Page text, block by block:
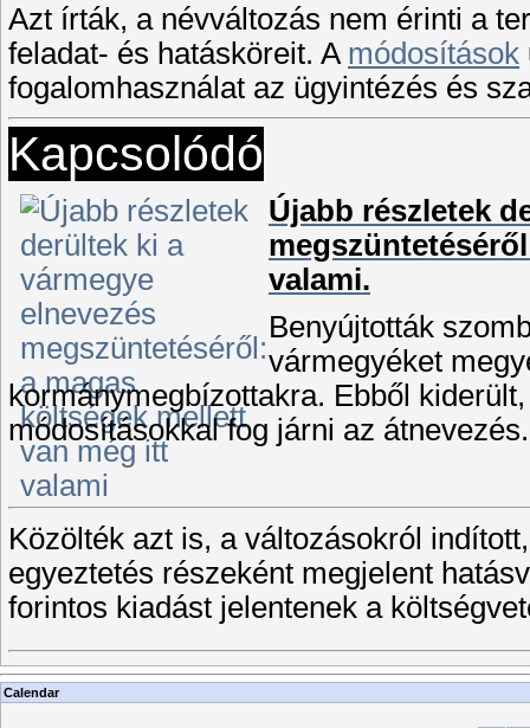
Azt írták, a névváltozás nem érinti a
feladat- és hatásköreit. A módosítások
fogalomhasználat az ügyintézés és
Kapcsolódó
Újabb részletek
valami.
Benyújtották
vármegyéket
kormánymegbízottakra. Ebből
módosításokkal fog járni az átnevezés.
Közölték azt is, a változásokról
egyeztetés részeként megjelent
forintos kiadást jelentenek a
Calendar